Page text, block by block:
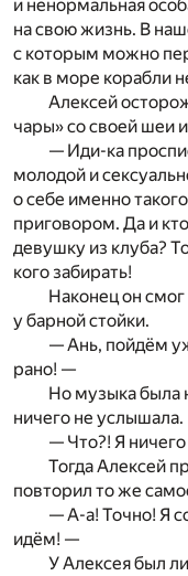
и ненормальная
на свою жизнь. В
с которым можно
как в море корабли
Алексей
чары» со своей шеи
— Иди-ка
молодой и
о себе именно
приговором. Да и
девушку из клуба?
кого забирать!
Наконец он смог
у барной стойки.
— Ань, пойдём
рано! —
Но музыка была
ничего не услышала.
— Что?! Я
Тогда Алексей
повторил то же
— А-а! Точно! Я
идём! —
У Алексея был